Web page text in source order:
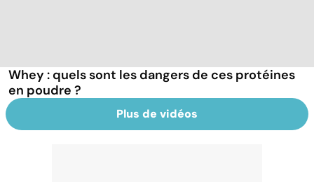
Whey : quels sont les dangers de ces protéines
en poudre ?
Plus de vidéos